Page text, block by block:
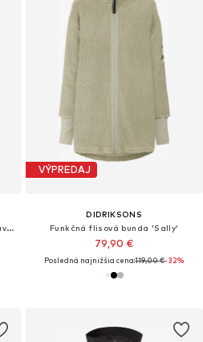
Štandardný strih Outdoorové nohavice 'JUNA'
VÝPREDAJ
DIDRIKSONS
Funkčná flisová bunda 'Sally'
79,90 €
Posledná najnižšia cena:119,00 €-32%